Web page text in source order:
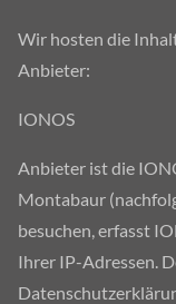
Wir hosten die
Anbieter:
IONOS
Anbieter ist die
Montabaur
besuchen, erfasst
Ihrer IP-Adressen.